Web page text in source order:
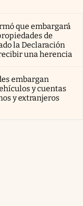
que embargará
de
la Declaración
una herencia
embargan
y cuentas
y extranjeros